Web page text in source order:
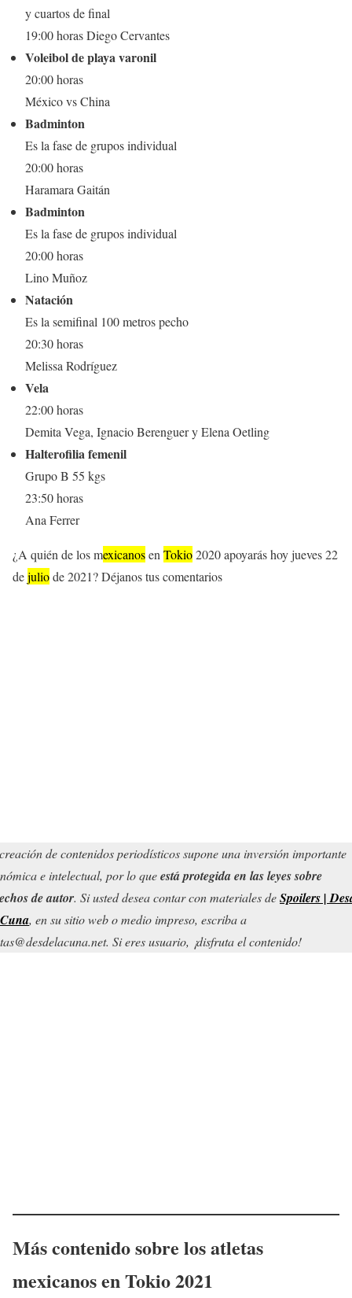
y cuartos de final
19:00 horas Diego Cervantes
Voleibol de playa varonil
20:00 horas
México vs China
Badminton
Es la fase de grupos individual
20:00 horas
Haramara Gaitán
Badminton
Es la fase de grupos individual
20:00 horas
Lino Muñoz
Natación
Es la semifinal 100 metros pecho
20:30 horas
Melissa Rodríguez
Vela
22:00 horas
Demita Vega, Ignacio Berenguer y Elena Oetling
Halterofilia femenil
Grupo B 55 kgs
23:50 horas
Ana Ferrer
¿A quién de los mexicanosen Tokio2020 apoyarás hoy jueves 22
dejuliode 2021? Déjanos tus comentarios
de contenidos periodísticos supone una inversión importante
e intelectual, por lo queestá protegida en las leyes sobre
de autor. Si usted desea contar con materiales deSpoilers |
, en su sitio web o medio impreso, escriba a
Si eres usuario, ¡disfruta el contenido!
Más contenido sobre los atletas
mexicanos en Tokio 2021